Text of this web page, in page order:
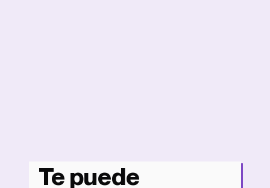
Te puede